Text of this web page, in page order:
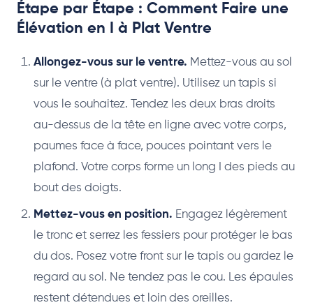
Étape par Étape : Comment Faire une
Élévation en I à Plat Ventre
Allongez-vous sur le ventre. Mettez-vous au sol
sur le ventre (à plat ventre). Utilisez un tapis si
vous le souhaitez. Tendez les deux bras droits
au-dessus de la tête en ligne avec votre corps,
paumes face à face, pouces pointant vers le
plafond. Votre corps forme un long I des pieds au
bout des doigts.
Mettez-vous en position. Engagez légèrement
le tronc et serrez les fessiers pour protéger le bas
du dos. Posez votre front sur le tapis ou gardez le
regard au sol. Ne tendez pas le cou. Les épaules
restent détendues et loin des oreilles.